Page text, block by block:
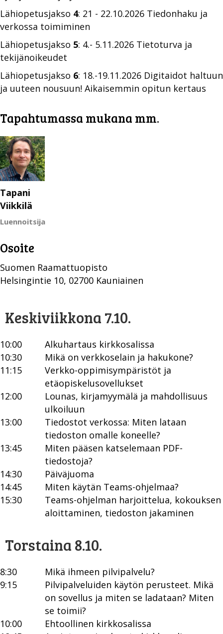
Lähiopetusjakso 4: 21 - 22.10.2026 Tiedonhaku ja
verkossa toimiminen
Lähiopetusjakso 5: 4.- 5.11.2026 Tietoturva ja
tekijänoikeudet
Lähiopetusjakso 6: 18.-19.11.2026 Digitaidot haltuun
ja uuteen nousuun! Aikaisemmin opitun kertaus
Tapahtumassa mukana mm.
Tapani
Viikkilä
Luennoitsija
Osoite
Suomen Raamattuopisto
Helsingintie 10, 02700 Kauniainen
Keskiviikkona 7.10.
10:00
Alkuhartaus kirkkosalissa
10:30
Mikä on verkkoselain ja hakukone?
11:15
Verkko-oppimisympäristöt ja
etäopiskelusovellukset
12:00
Lounas, kirjamyymälä ja mahdollisuus
ulkoiluun
13:00
Tiedostot verkossa: Miten lataan
tiedoston omalle koneelle?
13:45
Miten pääsen katselemaan PDF-
tiedostoja?
14:30
Päiväjuoma
14:45
Miten käytän Teams-ohjelmaa?
15:30
Teams-ohjelman harjoittelua, kokouksen
aloittaminen, tiedoston jakaminen
Torstaina 8.10.
8:30
Mikä ihmeen pilvipalvelu?
9:15
Pilvipalveluiden käytön perusteet. Mikä
on sovellus ja miten se ladataan? Miten
se toimii?
10:00
Ehtoollinen kirkkosalissa